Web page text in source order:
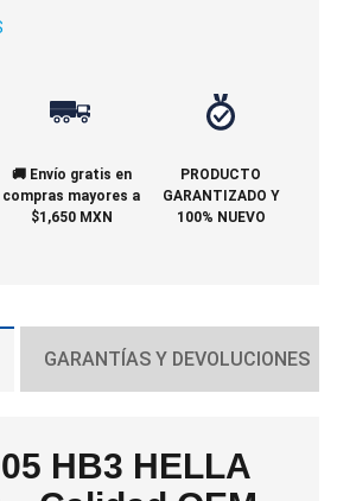
🚚 Envío gratis en
compras mayores a
$1,650 MXN
PRODUCTO
GARANTIZADO Y
100% NUEVO
GARANTÍAS Y DEVOLUCIONES
HB3 HELLA